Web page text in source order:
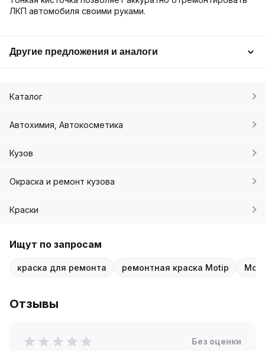
ЛКП автомобиля своими руками.
Другие предложения и аналоги
Каталог
Автохимия, Автокосметика
Кузов
Окраска и ремонт кузова
Краски
Ищут по запросам
краска для ремонта ремонтная краска Motip
Отзывы
Без оценки